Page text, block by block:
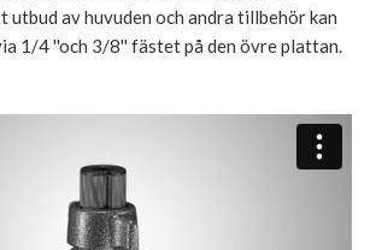
utbud av huvuden och andra tillbehör kan
1/4 ''och 3/8'' fästet på den övre plattan.